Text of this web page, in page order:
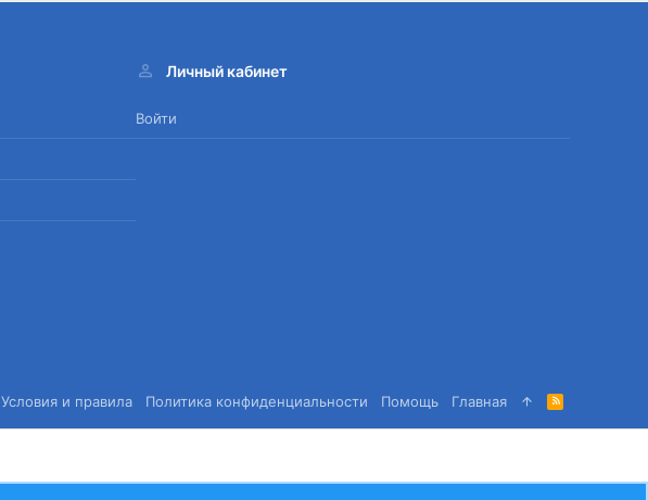
Личный кабинет
Войти
Условия и правила Политика конфиденциальности Помощь Главная
R
S
S